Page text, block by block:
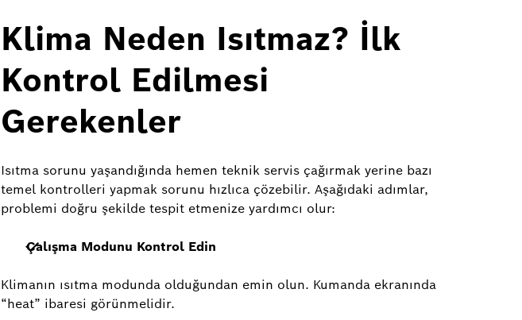
Klima Neden Isıtmaz? İlk
Kontrol Edilmesi
Gerekenler
Isıtma sorunu yaşandığında hemen teknik servis çağırmak yerine bazı
temel kontrolleri yapmak sorunu hızlıca çözebilir. Aşağıdaki adımlar,
problemi doğru şekilde tespit etmenize yardımcı olur:
Çalışma Modunu Kontrol Edin
Klimanın ısıtma modunda olduğundan emin olun. Kumanda ekranında
“heat” ibaresi görünmelidir.